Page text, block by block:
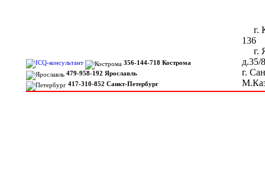
356-144-718 Кострома
479-958-192 Ярославль
417-310-852 Санкт-Петербург
г.
136
г.
д.35/
г.